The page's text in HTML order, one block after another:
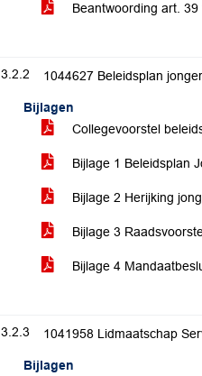
Beantwoording art.
3.2.2 1044627 Beleidsplan
Bijlagen
Collegevoorstel
Bijlage 1 Beleidsplan
Bijlage 2 Herijking
Bijlage 3
Bijlage 4
3.2.3 1041958 Lidmaatschap
Bijlagen